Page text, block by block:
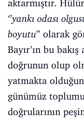
aktarmıştır.
‘’yankı odası
boyutu’’ olarak
Bayır’ın bu
doğrunun olup
yatmakta
günümüz
doğrularının